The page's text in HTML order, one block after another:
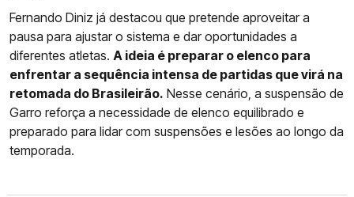
Fernando Diniz já destacou que pretende aproveitar a
pausa para ajustar o sistema e dar oportunidades a
diferentes atletas. A ideia é preparar o elenco para
enfrentar a sequência intensa de partidas que virá na
retomada do Brasileirão. Nesse cenário, a suspensão de
Garro reforça a necessidade de elenco equilibrado e
preparado para lidar com suspensões e lesões ao longo da
temporada.